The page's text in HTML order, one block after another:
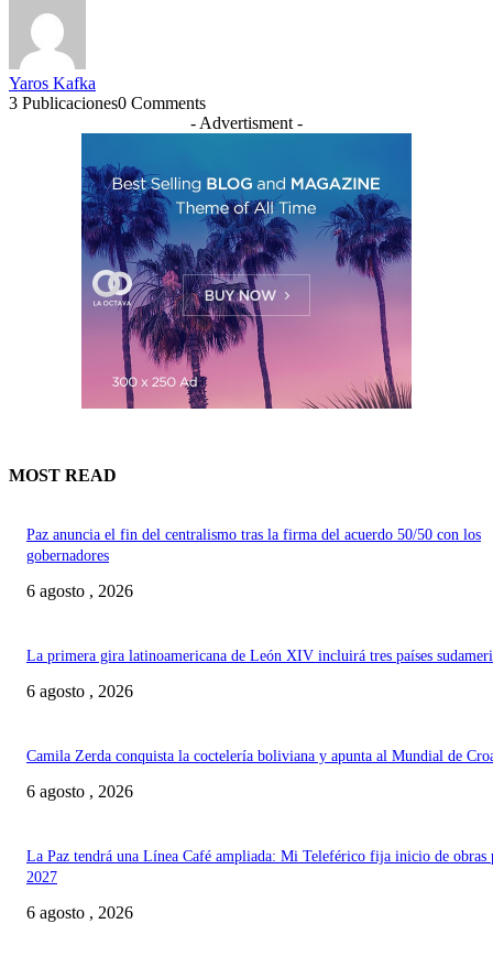
Yaros Kafka
3 Publicaciones0 Comments
- Advertisment -
MOST READ
Paz anuncia el fin del centralismo tras la firma del acuerdo 50/50 con los
gobernadores
6 agosto , 2026
La primera gira latinoamericana de León XIV incluirá tres países
6 agosto , 2026
Camila Zerda conquista la coctelería boliviana y apunta al Mundial de
6 agosto , 2026
La Paz tendrá una Línea Café ampliada: Mi Teleférico fija inicio de obras
2027
6 agosto , 2026